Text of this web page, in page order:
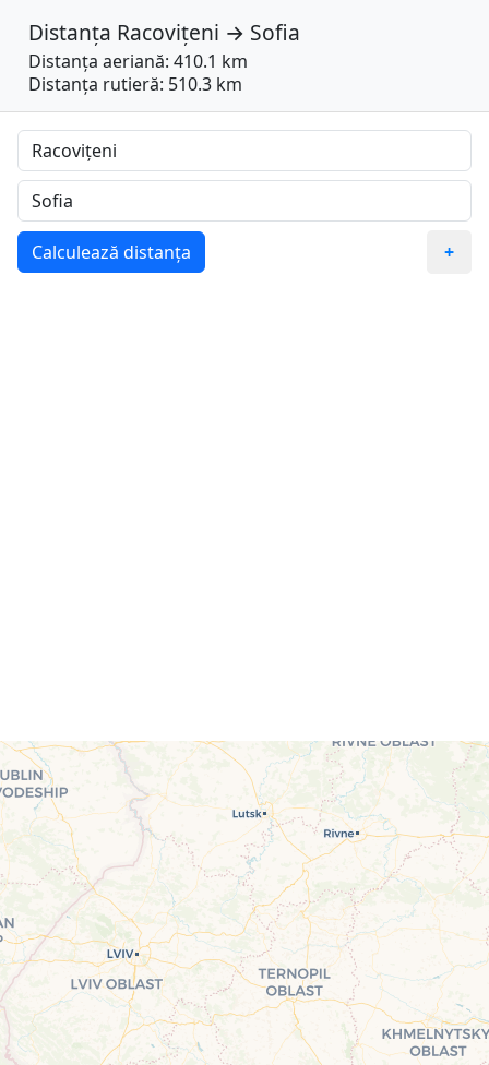
Distanța Racovițeni → Sofia
Distanța aeriană: 410.1 km
Distanța rutieră: 510.3 km
Calculează distanța +